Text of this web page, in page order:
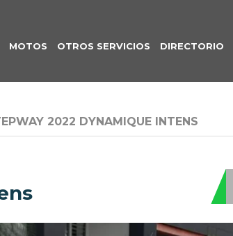
MOTOS OTROS SERVICIOS DIRECTORIO
2022 DYNAMIQUE INTENS